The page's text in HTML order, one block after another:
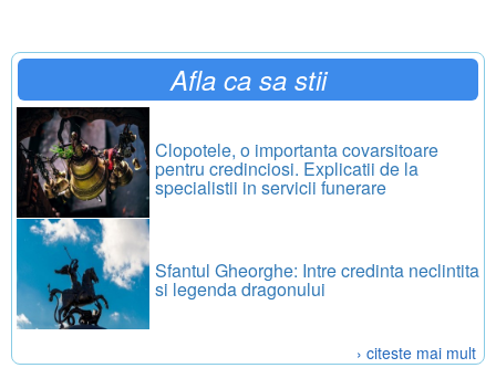
Afla ca sa stii
Clopotele, o importanta covarsitoare
pentru credinciosi. Explicatii de la
specialistii in servicii funerare
Sfantul Gheorghe: Intre credinta neclintita
si legenda dragonului
› citeste mai mult